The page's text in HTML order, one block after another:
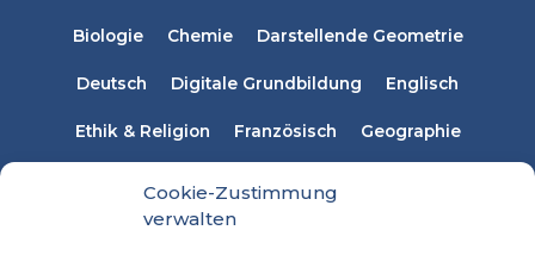
Cookie-Zustimmung
verwalten
Biologie Chemie Darstellende Geometrie
Deutsch Digitale Grundbildung Englisch
Ethik & Religion Französisch Geographie
Musikerziehung Naturwissenschaften